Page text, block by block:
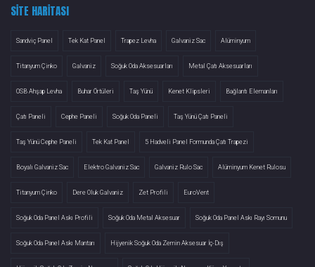
SITE HARITASI
Sandviç Panel Tek Kat Panel Trapez Levha Galvaniz Sac Alüminyum
Titanyum Çinko Galvaniz Soğuk Oda Aksesuarları Metal Çatı Aksesuarları
OSB Ahşap Levha Buhar Örtüleri Taş Yünü Kenet Klipsleri Bağlantı Elemanları
Çatı Paneli Cephe Paneli Soğuk Oda Paneli Taş Yünü Çatı Paneli
Taş Yünü Cephe Paneli Tek Kat Panel 5 Hadveli Panel Formunda Çatı Trapezi
Boyalı Galvaniz Sac Elektro Galvaniz Sac Galvaniz Rulo Sac Alüminyum Kenet Rulosu
Titanyum Çinko Dere Oluk Galvaniz Zet Profili EuroVent
Soğuk Oda Panel Askı Profili Soğuk Oda Metal Aksesuar Soğuk Oda Panel Askı Rayı Somunu
Soğuk Oda Panel Askı Mantarı Hijyenik Soğuk Oda Zemin Aksesuar İç-Dış